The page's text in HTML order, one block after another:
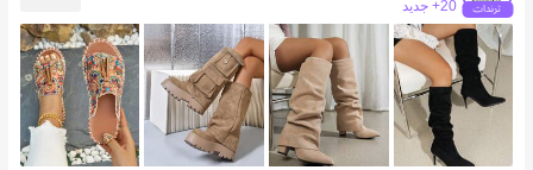
زيادة المتابعين 233%